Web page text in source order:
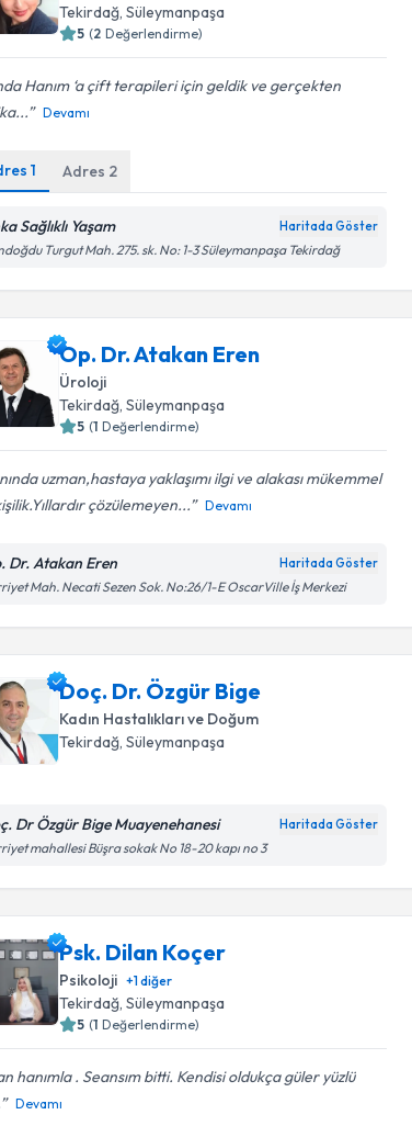
Tekirdağ , Süleymanpaşa
5 (2 Değerlendirme)
Hanım ‘a çift terapileri için geldik ve gerçekten
Devamı
1 Adres 2
Sağlıklı Yaşam Haritada Göster
Turgut Mah. 275. sk. No: 1-3 Süleymanpaşa Tekirdağ
Op. Dr. Atakan Eren
Üroloji
Tekirdağ , Süleymanpaşa
5 (1 Değerlendirme)
uzman,hastaya yaklaşımı ilgi ve alakası mükemmel
çözülemeyen...
Devamı
Dr. Atakan Eren Haritada Göster
Mah. Necati Sezen Sok. No:26/1-E OscarVille İş Merkezi
Doç. Dr. Özgür Bige
Kadın Hastalıkları ve Doğum
Tekirdağ , Süleymanpaşa
Dr Özgür Bige Muayenehanesi Haritada Göster
mahallesi Büşra sokak No 18-20 kapı no 3
Psk. Dilan Koçer
Psikoloji +1diğer
Tekirdağ , Süleymanpaşa
5 (1 Değerlendirme)
hanımla . Seansım bitti. Kendisi oldukça güler yüzlü
Devamı